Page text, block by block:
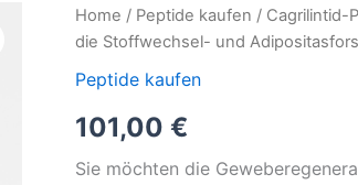
Home / Peptide kaufen / Cagrilintid-
die Stoffwechsel- und
Peptide kaufen
101,00 €
Sie möchten die
Cagrilintid-
Peptid
mg
|
Amylin-
Analogon